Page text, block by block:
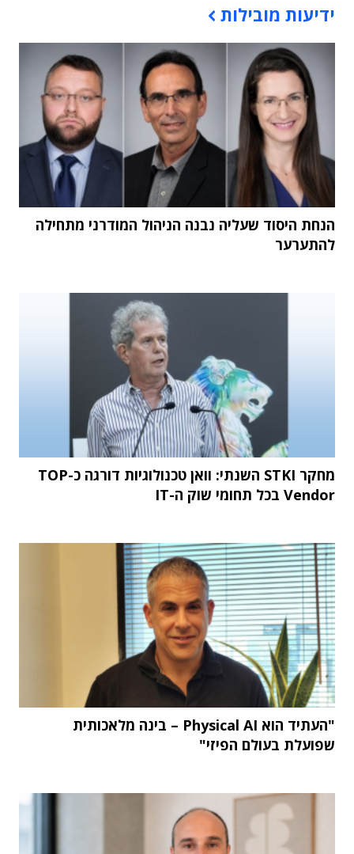
ידיעות מובילות
הנחת היסוד שעליה נבנה הניהול המודרני מתחילה
להתערער
מחקר STKI השנתי: וואן טכנולוגיות דורגה כ-TOP
Vendor בכל תחומי שוק ה-IT
"העתיד הוא Physical AI – בינה מלאכותית
שפועלת בעולם הפיזי"